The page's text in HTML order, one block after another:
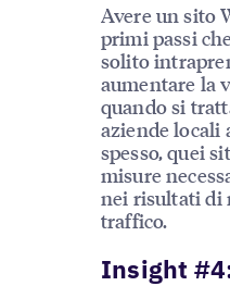
Avere un sito
primi passi
solito
aumentare la
quando si
aziende locali
spesso, quei
misure
nei risultati di
traffico.
Insight